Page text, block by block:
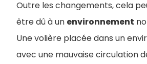
Outre les changements, cela
être dû à un environnement
Une volière placée dans un
avec une mauvaise circulation